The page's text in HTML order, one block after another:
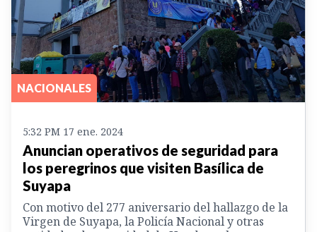
NACIONALES
5:32 PM 17 ene. 2024
Anuncian operativos de seguridad para
los peregrinos que visiten Basílica de
Suyapa
Con motivo del 277 aniversario del hallazgo de la
Virgen de Suyapa, la Policía Nacional y otras